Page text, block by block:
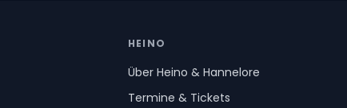
HEINO
Über Heino & Hannelore
Termine & Tickets